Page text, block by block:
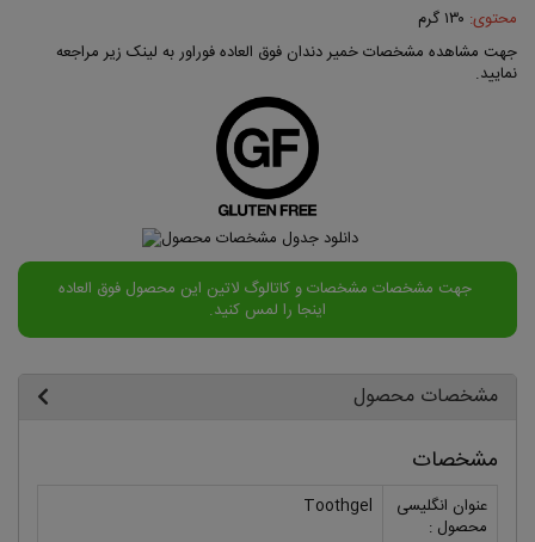
محتوی:
جهت مشاهده مشخصات خمیر دندان فوق العاده فوراور به لینک زیر مراجعه
نمایید.
جهت مشخصات مشخصات و کاتالوگ لاتین این محصول فوق العاده
اینجا را لمس کنید.
مشخصات محصول
مشخصات
عنوان انگلیسی
محصول :
Toothgel